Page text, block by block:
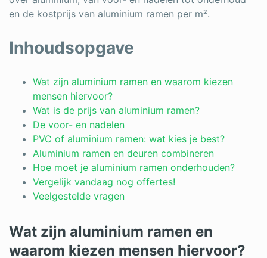
Zonwering
Bent u een vakspecialist?
Log in
en de kostprijs van aluminium ramen per m².
Inhoudsopgave
Wat zijn aluminium ramen en waarom kiezen
mensen hiervoor?
Wat is de prijs van aluminium ramen?
De voor- en nadelen
PVC of aluminium ramen: wat kies je best?
Aluminium ramen en deuren combineren
Hoe moet je aluminium ramen onderhouden?
Vergelijk vandaag nog offertes!
Veelgestelde vragen
Wat zijn aluminium ramen en
waarom kiezen mensen hiervoor?